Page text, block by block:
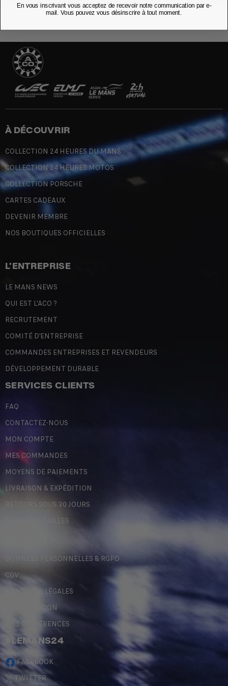
À DÉCOUVRIR
COLLECTION 24 HEURES DU MANS
COLLECTION 24 HEURES MOTOS
COLLECTION PORSCHE
CARTES CADEAUX
DEVENIR MEMBRE
NOS BOUTIQUES OFFICIELLES
L'ENTREPRISE
LE MANS NEWS
QUI EST L'ACO ?
RECRUTEMENT
COMITÉ D'ENTREPRISE
COMMANDES ENTREPRISES ET REVENDEURS
DÉVELOPPEMENT DURABLE
SERVICES CLIENTS
FAQ
CONTACTEZ-NOUS
MON COMPTE
MES COMMANDES
MOYENS DE PAIEMENTS
LIVRAISON & EXPÉDITION
RETOURS SOUS 30 JOURS
GUIDE DES TAILLES
DONNÉES PERSONNELLES & RGPD
CGV
MENTIONS LÉGALES
CONTREFAÇON
MES PRÉFÉRENCES
#LEMANS24
FACEBOOK
TWITTER
En vous inscrivant vous acceptez de recevoir notre communication par e-
mail. Vous pouvez vous désinscrire à tout moment.